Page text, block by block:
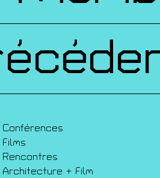
Conférences
Films
Rencontres
Architecture + Film